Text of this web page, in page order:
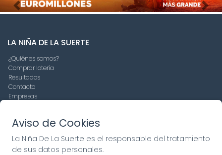
Imagen anterior
LA NIÑA DE LA SUERTE
¿Quiénes somos?
Comprar lotería
Resultados
Contacto
Empresas
Boletos digitales
Acceso
Registro
Aviso de Cookies
La Niña De La Suerte es el responsable del tratamiento
de sus datos personales.